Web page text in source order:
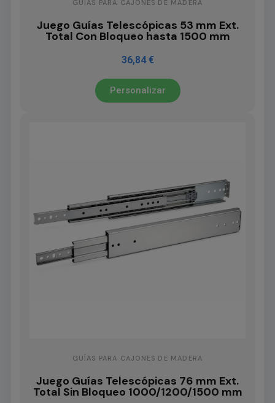
GUÍAS PARA CAJONES DE MADERA
Juego Guías Telescópicas 53 mm Ext.
Total Con Bloqueo hasta 1500 mm
36,84 €
Personalizar
GUÍAS PARA CAJONES DE MADERA
Juego Guías Telescópicas 76 mm Ext.
Total Sin Bloqueo 1000/1200/1500 mm